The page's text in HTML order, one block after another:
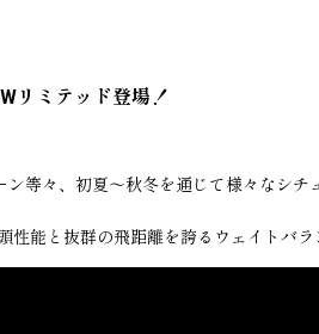
リミテッド登場！
等々、初夏〜秋冬を通じて様々なシ
能と抜群の飛距離を誇るウェイトバ